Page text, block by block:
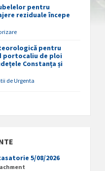
pentru
reziduale începe
pentru
portocaliu de ploi
Constanța și
de Urgenta
5/08/2026